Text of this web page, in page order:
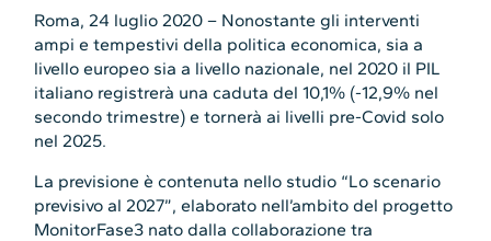
Roma, 24 luglio 2020 – Nonostante gli interventi
ampi e tempestivi della politica economica, sia a
livello europeo sia a livello nazionale, nel 2020 il PIL
italiano registrerà una caduta del 10,1% (-12,9% nel
secondo trimestre) e tornerà ai livelli pre-Covid solo
nel 2025.
La previsione è contenuta nello studio “Lo scenario
previsivo al 2027”, elaborato nell’ambito del progetto
MonitorFase3 nato dalla collaborazione tra